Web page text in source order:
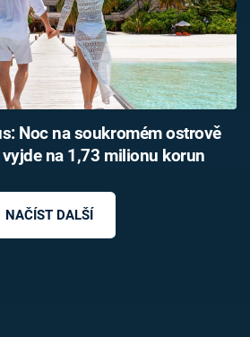
Noc na soukromém ostrově
na 1,73 milionu korun
NAČÍST DALŠÍ